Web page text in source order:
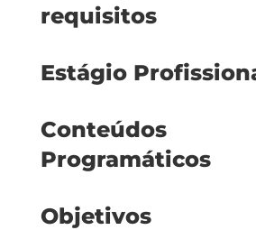
requisitos
Estágio
Conteúdos
Programáticos
Objetivos